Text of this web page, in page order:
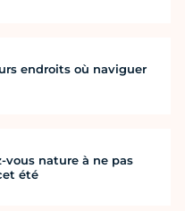
endroits où naviguer
vous nature à ne pas
été